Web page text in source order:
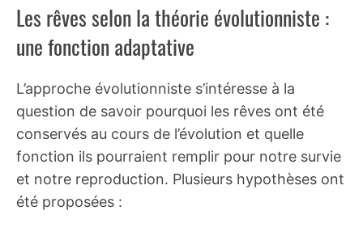
Les rêves selon la théorie évolutionniste :
une fonction adaptative
L’approche évolutionniste s’intéresse à la
question de savoir pourquoi les rêves ont été
conservés au cours de l’évolution et quelle
fonction ils pourraient remplir pour notre survie
et notre reproduction. Plusieurs hypothèses ont
été proposées :